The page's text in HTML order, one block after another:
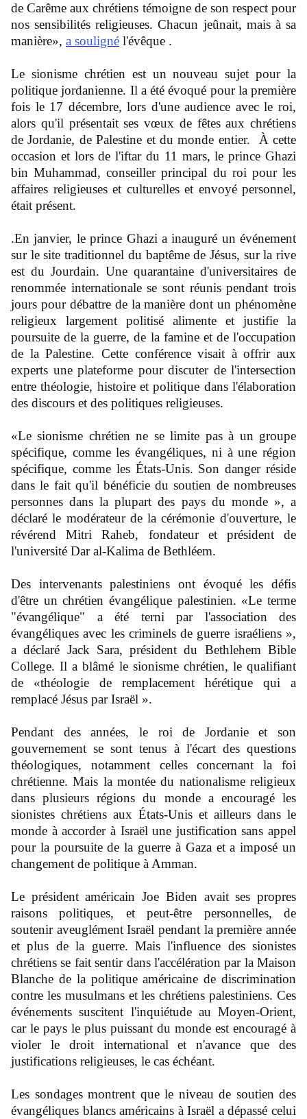
de Carême aux chrétiens témoigne de son respect pour
nos sensibilités religieuses. Chacun jeûnait, mais à sa
manière», a souligné l'évêque .
Le sionisme chrétien est un nouveau sujet pour la
politique jordanienne. Il a été évoqué pour la première
fois le 17 décembre, lors d'une audience avec le roi,
alors qu'il présentait ses vœux de fêtes aux chrétiens
de Jordanie, de Palestine et du monde entier. À cette
occasion et lors de l'iftar du 11 mars, le prince Ghazi
bin Muhammad, conseiller principal du roi pour les
affaires religieuses et culturelles et envoyé personnel,
était présent.
.En janvier, le prince Ghazi a inauguré un événement
sur le site traditionnel du baptême de Jésus, sur la rive
est du Jourdain. Une quarantaine d'universitaires de
renommée internationale se sont réunis pendant trois
jours pour débattre de la manière dont un phénomène
religieux largement politisé alimente et justifie la
poursuite de la guerre, de la famine et de l'occupation
de la Palestine. Cette conférence visait à offrir aux
experts une plateforme pour discuter de l'intersection
entre théologie, histoire et politique dans l'élaboration
des discours et des politiques religieuses.
«Le sionisme chrétien ne se limite pas à un groupe
spécifique, comme les évangéliques, ni à une région
spécifique, comme les États-Unis. Son danger réside
dans le fait qu'il bénéficie du soutien de nombreuses
personnes dans la plupart des pays du monde », a
déclaré le modérateur de la cérémonie d'ouverture, le
révérend Mitri Raheb, fondateur et président de
l'université Dar al-Kalima de Bethléem.
Des intervenants palestiniens ont évoqué les défis
d'être un chrétien évangélique palestinien. «Le terme
"évangélique" a été terni par l'association des
évangéliques avec les criminels de guerre israéliens »,
a déclaré Jack Sara, président du Bethlehem Bible
College. Il a blâmé le sionisme chrétien, le qualifiant
de «théologie de remplacement hérétique qui a
remplacé Jésus par Israël ».
Pendant des années, le roi de Jordanie et son
gouvernement se sont tenus à l'écart des questions
théologiques, notamment celles concernant la foi
chrétienne. Mais la montée du nationalisme religieux
dans plusieurs régions du monde a encouragé les
sionistes chrétiens aux États-Unis et ailleurs dans le
monde à accorder à Israël une justification sans appel
pour la poursuite de la guerre à Gaza et a imposé un
changement de politique à Amman.
Le président américain Joe Biden avait ses propres
raisons politiques, et peut-être personnelles, de
soutenir aveuglément Israël pendant la première année
et plus de la guerre. Mais l'influence des sionistes
chrétiens se fait sentir dans l'accélération par la Maison
Blanche de la politique américaine de discrimination
contre les musulmans et les chrétiens palestiniens. Ces
événements suscitent l'inquiétude au Moyen-Orient,
car le pays le plus puissant du monde est encouragé à
violer le droit international et n'avance que des
justifications religieuses, le cas échéant.
Les sondages montrent que le niveau de soutien des
évangéliques blancs américains à Israël a dépassé celui